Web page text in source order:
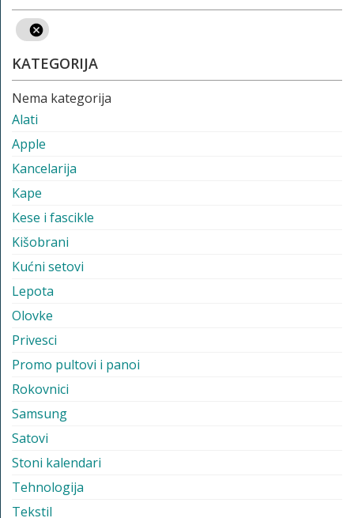
KATEGORIJA
Nema kategorija
Alati
Apple
Kancelarija
Kape
Kese i fascikle
Kišobrani
Kućni setovi
Lepota
Olovke
Privesci
Promo pultovi i panoi
Rokovnici
Samsung
Satovi
Stoni kalendari
Tehnologija
Tekstil